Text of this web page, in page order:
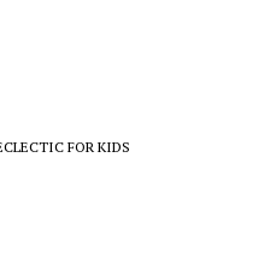
FOR KIDS